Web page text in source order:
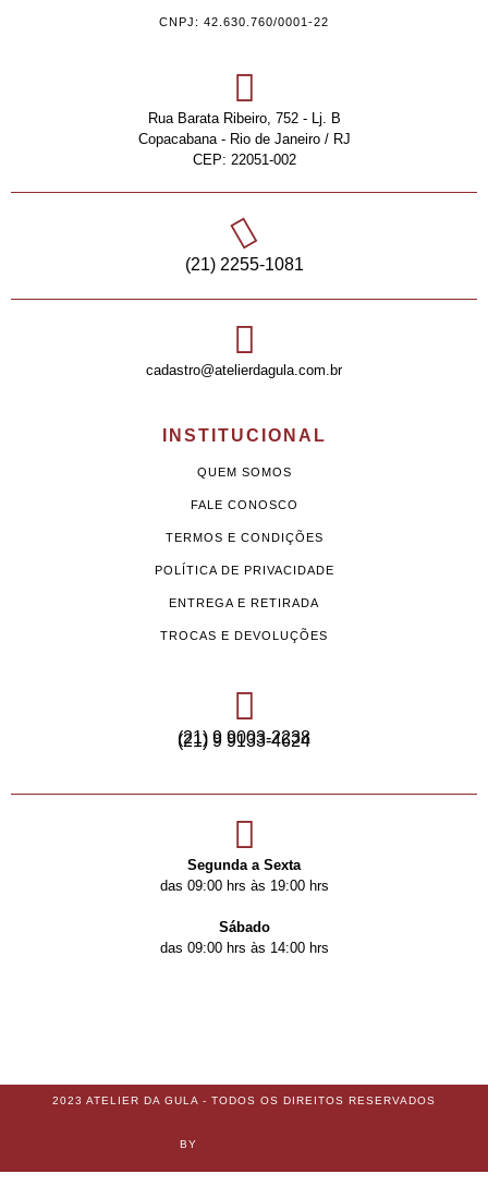
CNPJ: 42.630.760/0001-22
Rua Barata Ribeiro, 752 - Lj. B
Copacabana - Rio de Janeiro / RJ
CEP: 22051-002
(21) 2255-1081
cadastro@atelierdagula.com.br
INSTITUCIONAL
QUEM SOMOS
FALE CONOSCO
TERMOS E CONDIÇÕES
POLÍTICA DE PRIVACIDADE
ENTREGA E RETIRADA
TROCAS E DEVOLUÇÕES
(21) 9 9003-2238
(21) 9 9133-4624
Segunda a Sexta
das 09:00 hrs às 19:00 hrs
Sábado
das 09:00 hrs às 14:00 hrs
2023 ATELIER DA GULA - TODOS OS DIREITOS RESERVADOS
BY